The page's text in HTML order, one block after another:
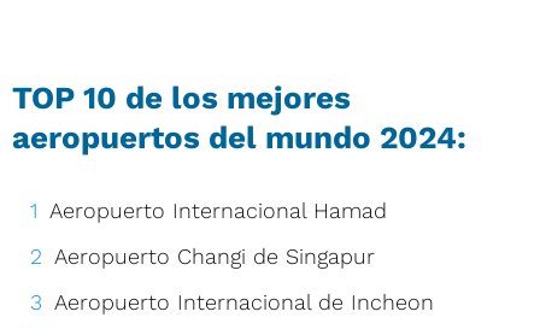
TOP 10 de los mejores
aeropuertos del mundo 2024:
Aeropuerto Internacional Hamad
Aeropuerto Changi de Singapur
Aeropuerto Internacional de Incheon